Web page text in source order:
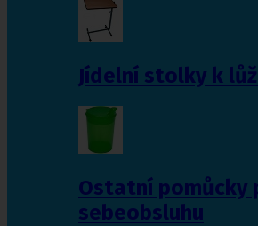
Jídelní stolky k
Ostatní pomůcky
sebeobsluhu